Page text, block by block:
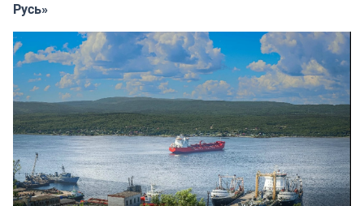
Русь»